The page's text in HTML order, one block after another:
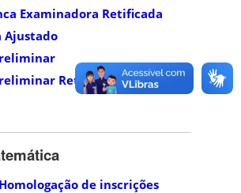
Examinadora Retificada
Ajustado
Retificado
de inscrições